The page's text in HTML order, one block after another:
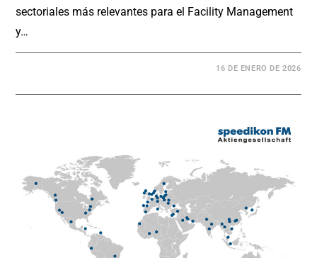
sectoriales más relevantes para el Facility Management
y…
16 DE ENERO DE 2026